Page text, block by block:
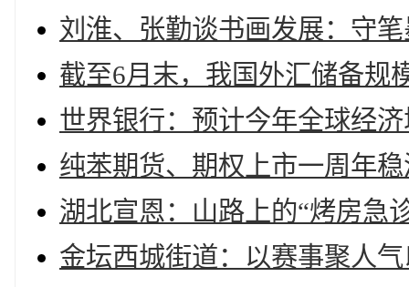
刘淮、张勤谈书画发展：守
截至6月末，我国外汇储备规
世界银行：预计今年全球经
纯苯期货、期权上市一周年
湖北宣恩：山路上的“烤房急
金坛西城街道：以赛事聚人